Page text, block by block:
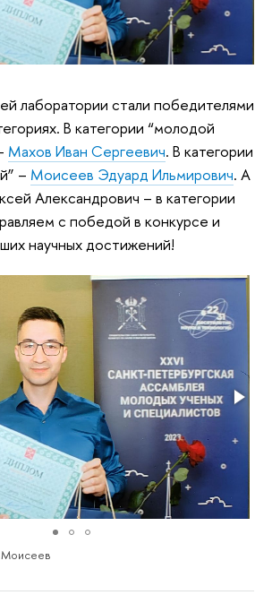
лаборатории стали победителями
В категории “молодой
Махов Иван Сергеевич. В категории
– Моисеев Эдуард Ильмирович. А
Александрович – в категории
с победой в конкурсе и
научных достижений!